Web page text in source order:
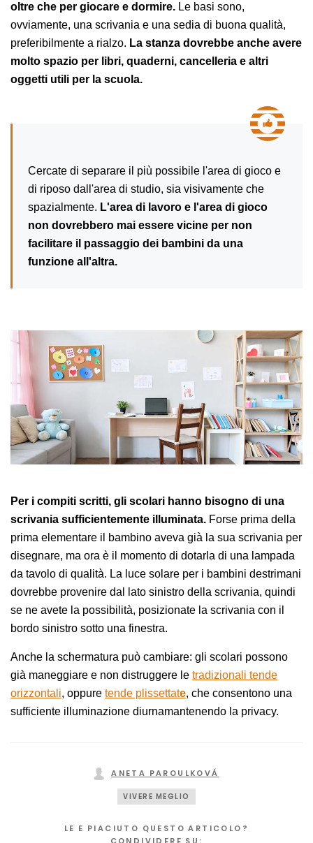
oltre che per giocare e dormire. Le basi sono,
ovviamente, una scrivania e una sedia di buona qualità,
preferibilmente a rialzo. La stanza dovrebbe anche avere
molto spazio per libri, quaderni, cancelleria e altri
oggetti utili per la scuola.
Cercate di separare il più possibile l'area di gioco e
di riposo dall'area di studio, sia visivamente che
spazialmente. L'area di lavoro e l'area di gioco
non dovrebbero mai essere vicine per non
facilitare il passaggio dei bambini da una
funzione all'altra.
Per i compiti scritti, gli scolari hanno bisogno di una
scrivania sufficientemente illuminata. Forse prima della
prima elementare il bambino aveva già la sua scrivania per
disegnare, ma ora è il momento di dotarla di una lampada
da tavolo di qualità. La luce solare per i bambini destrimani
dovrebbe provenire dal lato sinistro della scrivania, quindi
se ne avete la possibilità, posizionate la scrivania con il
bordo sinistro sotto una finestra.
Anche la schermatura può cambiare: gli scolari possono
già maneggiare e non distruggere le tradizionali tende
orizzontali, oppure tende plissettate, che consentono una
sufficiente illuminazione diurnamantenendo la privacy.
ANETA PAROULKOVÁ
VIVERE MEGLIO
LE E PIACIUTO QUESTO ARTICOLO?